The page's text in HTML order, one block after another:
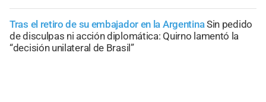
Tras el retiro de su embajador en la ArgentinaSin pedido
de disculpas ni acción diplomática: Quirno lamentó la
“decisión unilateral de Brasil”